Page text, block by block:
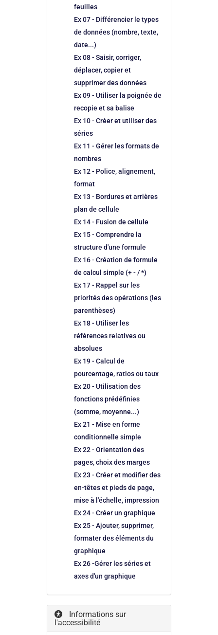
feuilles
Ex 07 - Différencier le types
de données (nombre, texte,
date...)
Ex 08 - Saisir, corriger,
déplacer, copier et
supprimer des données
Ex 09 - Utiliser la poignée de
recopie et sa balise
Ex 10 - Créer et utiliser des
séries
Ex 11 - Gérer les formats de
nombres
Ex 12 - Police, alignement,
format
Ex 13 - Bordures et arrières
plan de cellule
Ex 14 - Fusion de cellule
Ex 15 - Comprendre la
structure d'une formule
Ex 16 - Création de formule
de calcul simple (+ - / *)
Ex 17 - Rappel sur les
priorités des opérations (les
parenthèses)
Ex 18 - Utiliser les
références relatives ou
absolues
Ex 19 - Calcul de
pourcentage, ratios ou taux
Ex 20 - Utilisation des
fonctions prédéfinies
(somme, moyenne...)
Ex 21 - Mise en forme
conditionnelle simple
Ex 22 - Orientation des
pages, choix des marges
Ex 23 - Créer et modifier des
en-têtes et pieds de page,
mise à l'échelle, impression
Ex 24 - Créer un graphique
Ex 25 - Ajouter, supprimer,
formater des éléments du
graphique
Ex 26 -Gérer les séries et
axes d'un graphique
Informations sur
l'accessibilité